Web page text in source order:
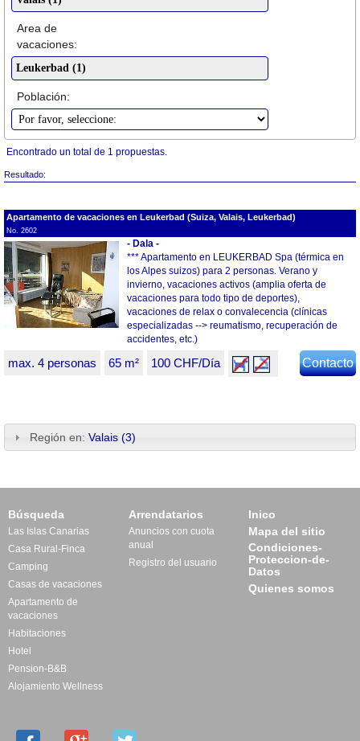
Area de
vacaciones:
Población:
Encontrado un total de 1 propuestas.
Resultado:
Apartamento de vacaciones en Leukerbad (Suiza, Valais, Leukerbad)
No. 2602
- Dala -
*** Apartamento en LEUKERBAD Spa (térmica en
los Alpes suizos) para 2 personas. Verano y
invierno, vacaciones activos (amplia oferta de
vacaciones para todo tipo de deportes),
vacaciones de relax o convalecencia (clínicas
especializadas --> reumatismo, recuperación de
accidentes, etc.)
max. 4 personas 65 m² 100 CHF/Día Contacto
Región en: Valais (3)
Búsqueda
Las Islas Canarias
Casa Rural-Finca
Camping
Casas de vacaciones
Apartamento de
vacaciones
Habitaciones
Hotel
Pension-B&B
Alojamiento Wellness
Arrendatarios
Anuncios con cuota
anual
Registro del usuario
Inico
Mapa del sitio
Condiciones-
Proteccion-de-
Datos
Quienes somos